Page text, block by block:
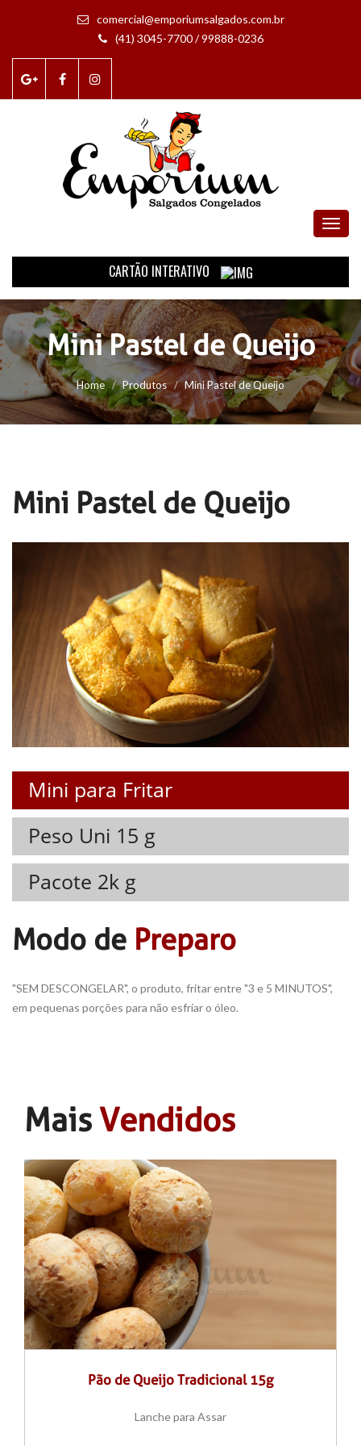
comercial@emporiumsalgados.com.br
(41) 3045-7700 / 99888-0236
Menu
CARTÃO INTERATIVO
Mini Pastel de Queijo
Home Produtos Mini Pastel de Queijo
Mini Pastel de Queijo
Mini para Fritar
Peso Uni 15 g
Pacote 2k g
Modo de Preparo
"SEM DESCONGELAR", o produto, fritar entre "3 e 5 MINUTOS",
em pequenas porções para não esfriar o óleo.
MaisVendidos
Pão de Queijo Tradicional 15g
Lanche para Assar